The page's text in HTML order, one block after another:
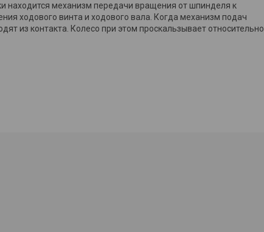
находится механизм передачи вращения от шпинделя к
ходового винта и ходового вала. Когда механизм подач
из контакта. Колесо при этом проскальзывает относительно